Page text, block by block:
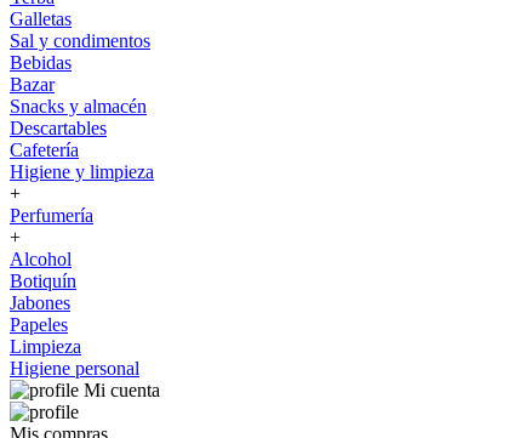
Galletas
Sal y condimentos
Bebidas
Bazar
Snacks y almacén
Descartables
Cafetería
Higiene y limpieza
+
Perfumería
+
Alcohol
Botiquín
Jabones
Papeles
Limpieza
Higiene personal
Mi cuenta
Mis compras